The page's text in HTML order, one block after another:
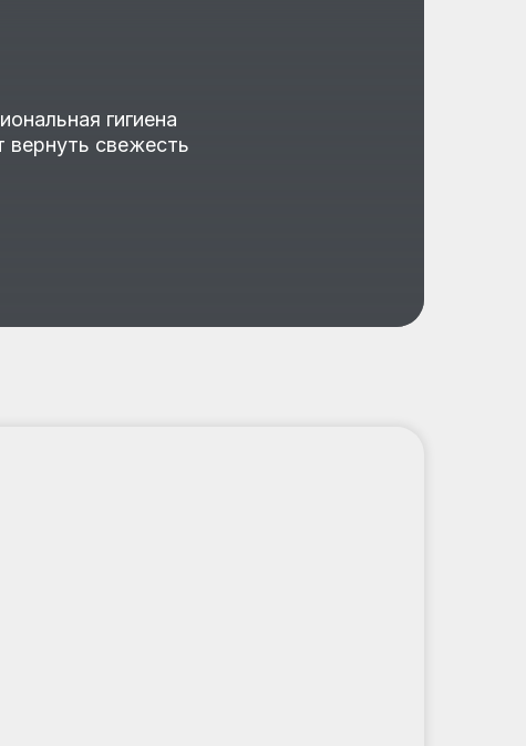
гигиена
вернуть свежесть